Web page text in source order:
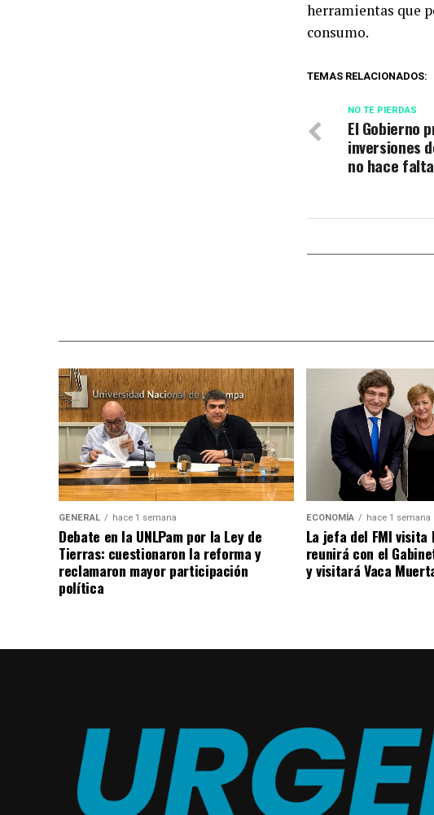
herramientas que
consumo.
TEMAS RELACIONADOS:
NO TE PIERDAS
El Gobierno
inversiones
no hace
GENERAL hace 1 semana
Debate en la UNLPam por la Ley de
Tierras: cuestionaron la reforma y
reclamaron mayor participación
política
ECONOMÍA hace 1 semana
La jefa del FMI
reunirá con el
y visitará Vaca